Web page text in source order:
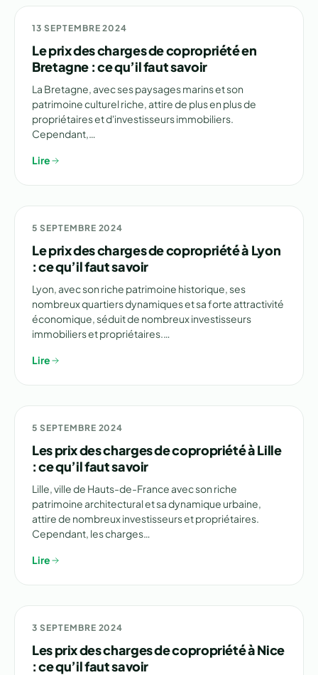
NON CLASSÉ
13 SEPTEMBRE 2024
Le prix des charges de copropriété en
Bretagne : ce qu’il faut savoir
La Bretagne, avec ses paysages marins et son
patrimoine culturel riche, attire de plus en plus de
propriétaires et d'investisseurs immobiliers.
Cependant,…
Lire
NON CLASSÉ
5 SEPTEMBRE 2024
Le prix des charges de copropriété à Lyon
: ce qu’il faut savoir
Lyon, avec son riche patrimoine historique, ses
nombreux quartiers dynamiques et sa forte attractivité
économique, séduit de nombreux investisseurs
immobiliers et propriétaires.…
Lire
NON CLASSÉ
5 SEPTEMBRE 2024
Les prix des charges de copropriété à Lille
: ce qu’il faut savoir
Lille, ville de Hauts-de-France avec son riche
patrimoine architectural et sa dynamique urbaine,
attire de nombreux investisseurs et propriétaires.
Cependant, les charges…
Lire
NON CLASSÉ
3 SEPTEMBRE 2024
Les prix des charges de copropriété à Nice
: ce qu’il faut savoir